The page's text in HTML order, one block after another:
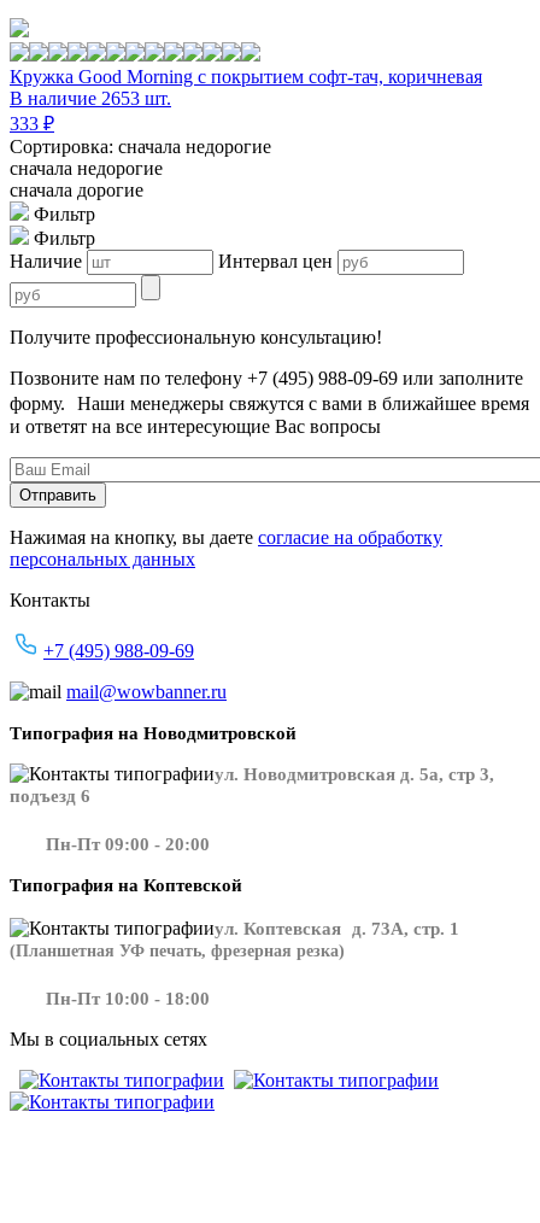
Кружка Good Morning с покрытием софт-тач, коричневая
В наличие 2653 шт.
333 ₽
Сортировка: сначала недорогие
сначала недорогие
сначала дорогие
Фильтр
Фильтр
Наличие
Интервал цен
Получите профессиональную консультацию!
Позвоните нам по телефону +7 (495) 988-09-69 или заполните
форму. Наши менеджеры свяжутся с вами в ближайшее время
и ответят на все интересующие Вас вопросы
Нажимая на кнопку, вы даете согласие на обработку
персональных данных
Контакты
+7 (495) 988-09-69
mail@wowbanner.ru
Типография на Новодмитровской
ул. Новодмитровская д. 5а, стр 3,
подъезд 6
Пн-Пт 09:00 - 20:00
Типография на Коптевской
ул. Коптевская д. 73А, стр. 1
(Планшетная УФ печать, фрезерная резка)
Пн-Пт 10:00 - 18:00
Мы в социальных сетях